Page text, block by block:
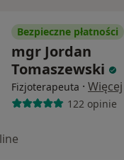
Bezpieczne płatności
mgr Jordan
Tomaszewski
Fizjoterapeuta · Więcej
122 opinie